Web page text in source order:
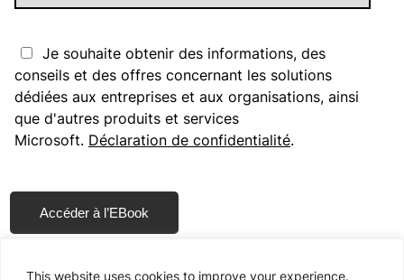
This website uses cookies to improve your experience.
Je souhaite obtenir des informations, des
conseils et des offres concernant les solutions
dédiées aux entreprises et aux organisations, ainsi
que d'autres produits et services
Microsoft. Déclaration de confidentialité.
empty.